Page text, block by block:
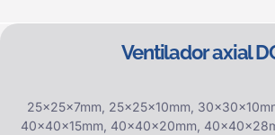
Ventilador axial
25x25x7mm, 25x25x10mm,
40x40x15mm, 40x40x20mm,